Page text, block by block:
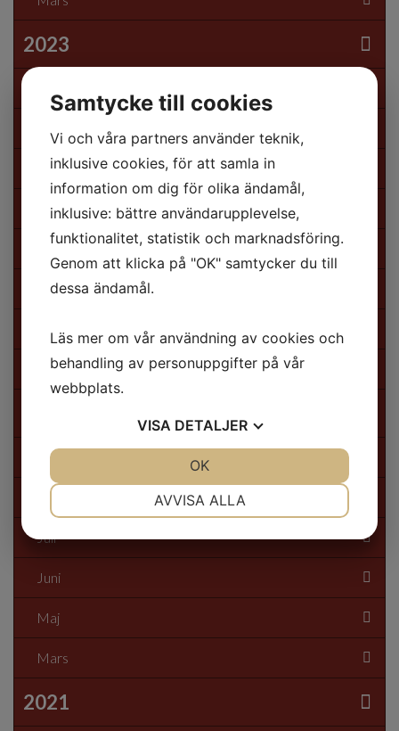
2023
Augusti
Juli
Juni
Maj
April
Mars
November
Oktober
Juli
Juni
Maj
Mars
2021
Samtycke till cookies
Vi och våra partners använder teknik,
inklusive cookies, för att samla in
information om dig för olika ändamål,
inklusive: bättre användarupplevelse,
funktionalitet, statistik och marknadsföring.
Genom att klicka på "OK" samtycker du till
dessa ändamål.
Läs mer om vår användning av cookies och
behandling av personuppgifter på vår
webbplats.
VISA DETALJER
MARKNADSFÖRING STATISTIK
AVVISA ALLA
OK